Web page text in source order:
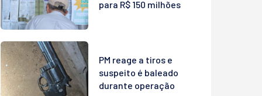
para R$ 150 milhões
PM reage a tiros e
suspeito é baleado
durante operação